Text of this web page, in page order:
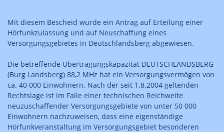
Mit diesem Bescheid wurde ein Antrag auf Erteilung einer
Hörfunkzulassung und auf Neuschaffung eines
Versorgungsgebietes in Deutschlandsberg abgewiesen.
Die betreffende Übertragungskapazität DEUTSCHLANDSBERG
(Burg Landsberg) 88,2 MHz hat ein Versorgungsvermögen von
ca. 40 000 Einwohnern. Nach der seit 1.8.2004 geltenden
Rechtslage ist im Falle einer technischen Reichweite
neuzuschaffender Versorgungsgebiete von unter 50 000
Einwohnern nachzuweisen, dass eine eigenständige
Hörfunkveranstaltung im Versorgungsgebiet besonderen